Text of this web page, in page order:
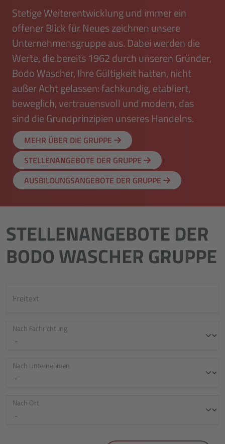
Stetige Wei­ter­ent­wick­lung und immer ein
offener Blick für Neues zeichnen unsere
Unternehmensgruppe aus. Dabei werden die
Werte, die bereits 1962 durch unseren Gründer,
Bodo Wascher, Ihre Gültigkeit hatten, nicht
außer Acht gelassen: fach­kun­dig, etabliert,
beweglich, vertrauensvoll und modern, das
sind die Grundprinzipien unseres Handelns.
MEHR ÜBER DIE GRUPPE
STELLENANGEBOTE DER GRUPPE
AUSBILDUNGSANGEBOTE DER GRUPPE
STELLENANGEBOTE DER
BODO WASCHER GRUPPE
Freitext
Nach Fachrichtung
Nach Unternehmen
Nach Ort